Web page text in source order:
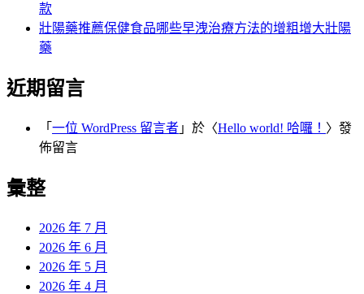
款
壯陽藥推薦保健食品哪些早洩治療方法的增粗增大壯陽
藥
近期留言
「 一位 WordPress 留言者 」於〈Hello world! 哈囉！ 〉發
佈留言
彙整
2026 年 7 月
2026 年 6 月
2026 年 5 月
2026 年 4 月